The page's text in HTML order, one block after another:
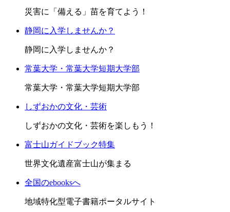
災害に「備える」苗を育てよう！
静岡に入学しませんか？
静岡に入学しませんか？
常葉大学・常葉大学短期大学部
常葉大学・常葉大学短期大学部
しずおかの文化・芸術
しずおかの文化・芸術を楽しもう！
富士山ガイドブック特集
世界文化遺産富士山が集まる
全国のebooksへ
地域特化型電子書籍ポータルサイト